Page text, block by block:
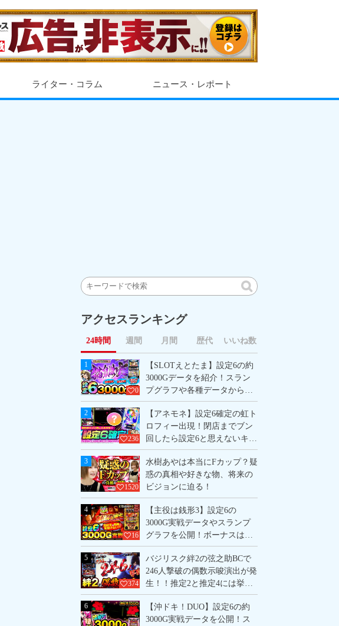
ライター・コラム ニュース・レポート
アクセスランキング
24時間 週間 月間 歴代 いいね数
1
0
【SLOTえとたま】設定6の約
3000Gデータを紹介！スラン
プグラフや各種データから設
定6の挙動を掴めッ！
2
236
【アネモネ】設定6確定の虹ト
ロフィー出現！閉店までブン
回したら設定6と思えないキツ
すぎる展開に！？
3
1520
水樹あやは本当にFカップ？疑
惑の真相や好きな物、将来の
ビジョンに迫る！
4
16
【主役は銭形3】設定6の
3000G実戦データやスランプ
グラフを公開！ボーナスは全
てBIG以上と気になる情報
も！
5
374
バジリスク絆2の弦之助BCで
246人撃破の偶数示唆演出が発
生！！推定2と推定4には挙動
に大きな違いあり？偶数が確
定した2台の挙動をデータ付き
で解説！
6
【沖ドキ！DUO】設定6の約
3000G実戦データを公開！ス